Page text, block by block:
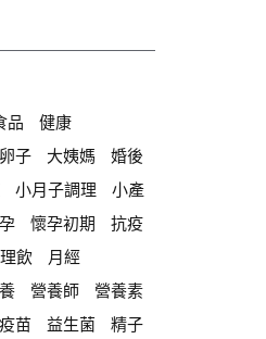
品
健康
卵子 大姨媽
婚後
小月子調理
小產
懷孕初期
抗疫
飲
月經
營養師
營養素
疫苗 益生菌 精子